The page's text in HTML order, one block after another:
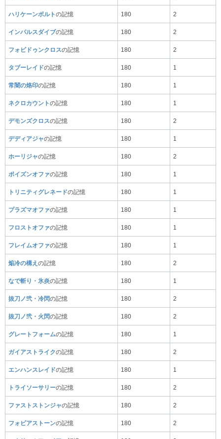
ハリケーンボルトの記憶 180 2
インパルスダイブの記憶 180 2
フォビドゥンクロスの記憶 180 2
タブーレイドの記憶 180 1
常闇の烙印の記憶 180 1
ネクロカウントの記憶 180 1
デモンズクロスの記憶 180 2
デディアジャの記憶 180 1
ホーリジャの記憶 180 2
ポイズンオファの記憶 180 1
トリニティグレネードの記憶 180 1
プラズマオファの記憶 180 1
フロストオファの記憶 180 1
フレイムオファの記憶 180 1
焔冷の構え の記憶 180 2
なで斬り・氷炎の記憶 180 1
抜刀ノ弐・冷閃の記憶 180 2
抜刀ノ弐・火閃の記憶 180 2
グレートフォームの記憶 180 1
ガイアストライクの記憶 180 2
エンハンスレイドの記憶 180 1
トライソーサリーの記憶 180 2
ファストストンジャの記憶 180 2
フォビアストーンの記憶 180 2